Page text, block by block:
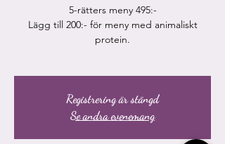
5-rätters meny 495:-
Lägg till 200:- för meny med animaliskt
protein.
Registrering är stängd
Se andra evenemang